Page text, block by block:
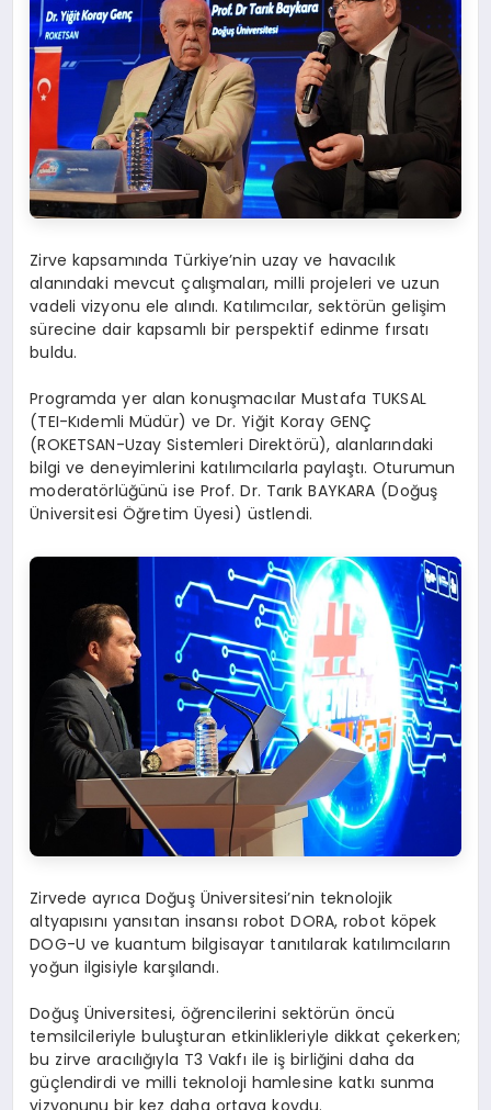
Zirve kapsamında Türkiye’nin uzay ve havacılık
alanındaki mevcut çalışmaları, milli projeleri ve uzun
vadeli vizyonu ele alındı. Katılımcılar, sektörün gelişim
sürecine dair kapsamlı bir perspektif edinme fırsatı
buldu.
Programda yer alan konuşmacılar Mustafa TUKSAL
(TEI-Kıdemli Müdür) ve Dr. Yiğit Koray GENÇ
(ROKETSAN-Uzay Sistemleri Direktörü), alanlarındaki
bilgi ve deneyimlerini katılımcılarla paylaştı. Oturumun
moderatörlüğünü ise Prof. Dr. Tarık BAYKARA (Doğuş
Üniversitesi Öğretim Üyesi) üstlendi.
Zirvede ayrıca Doğuş Üniversitesi’nin teknolojik
altyapısını yansıtan insansı robot DORA, robot köpek
DOG-U ve kuantum bilgisayar tanıtılarak katılımcıların
yoğun ilgisiyle karşılandı.
Doğuş Üniversitesi, öğrencilerini sektörün öncü
temsilcileriyle buluşturan etkinlikleriyle dikkat çekerken;
bu zirve aracılığıyla T3 Vakfı ile iş birliğini daha da
güçlendirdi ve milli teknoloji hamlesine katkı sunma